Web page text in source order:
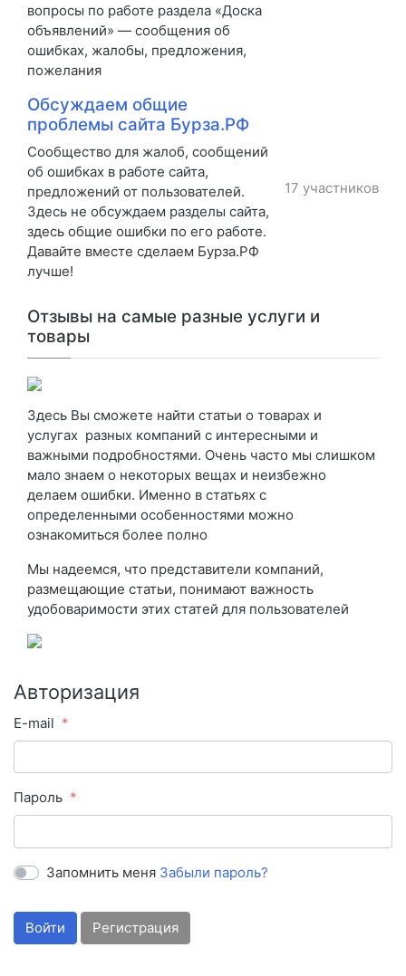
вопросы по работе раздела «Доска
объявлений» — сообщения об
ошибках, жалобы, предложения,
пожелания
Обсуждаем общие
проблемы сайта Бурза.РФ
Сообщество для жалоб, сообщений
об ошибках в работе сайта,
предложений от пользователей.
Здесь не обсуждаем разделы сайта,
здесь общие ошибки по его работе.
Давайте вместе сделаем Бурза.РФ
лучше!
17 участников
Отзывы на самые разные услуги и
товары
Здесь Вы сможете найти статьи о товарах и
услугах разных компаний с интересными и
важными подробностями. Очень часто мы слишком
мало знаем о некоторых вещах и неизбежно
делаем ошибки. Именно в статьях с
определенными особенностями можно
ознакомиться более полно
Мы надеемся, что представители компаний,
размещающие статьи, понимают важность
удобоваримости этих статей для пользователей
Авторизация
E-mail
Пароль
Запомнить меня Забыли пароль?
Войти Регистрация